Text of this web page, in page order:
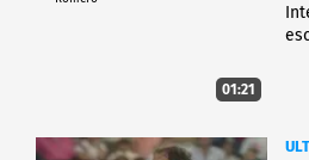
01:21